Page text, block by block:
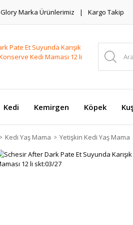
Glory Marka Ürünlerimiz Kargo Takip
Kedi Kemirgen Köpek
Kedi Yaş Mama Yetişkin Kedi Yaş Mama